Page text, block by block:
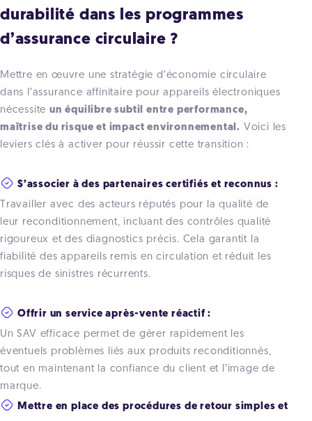
durabilité dans les programmes
d’assurance circulaire ?
Mettre en œuvre une stratégie d’économie circulaire
dans l’assurance affinitaire pour appareils électroniques
nécessite un équilibre subtil entre performance,
maîtrise du risque et impact environnemental. Voici les
leviers clés à activer pour réussir cette transition :
S’associer à des partenaires certifiés et reconnus :
Travail ler avec des acteurs réputés pour la qualité de
leur reconditionnement, incluant des contrôles qualité
rigoureux et des diagnostics précis. Cela garantit la
fiabilité des appareils remis en circulation et réduit les
risques de sinistres récurrents.
Offrir un service après-vente réactif :
Un SAV efficace permet de gérer rapidement les
éventuels problèmes liés aux produits reconditionnés,
tout en maintenant la confiance du client et l’image de
marque.
Mettre en place des procédures de retour simples et